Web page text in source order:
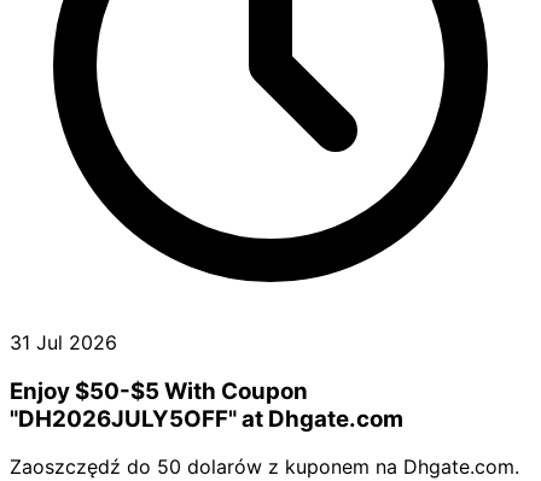
31 Jul 2026
Enjoy $50-$5 With Coupon
"DH2026JULY5OFF" at Dhgate.com
Zaoszczędź do 50 dolarów z kuponem na Dhgate.com.